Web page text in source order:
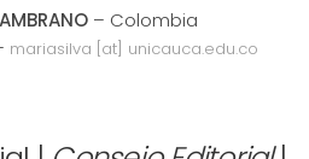
– Colombia
mariasilva [at] unicauca.edu.co